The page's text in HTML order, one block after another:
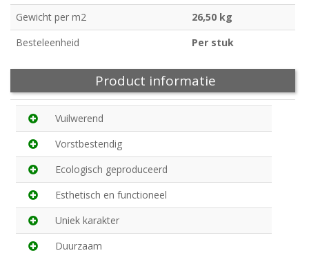
Gewicht per m2
26,50 kg
Besteleenheid
Per stuk
Product informatie
Vuilwerend
Vorstbestendig
Ecologisch geproduceerd
Esthetisch en functioneel
Uniek karakter
Duurzaam